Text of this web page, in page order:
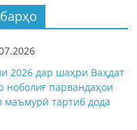
2026 дар шаҳри Ваҳдат
ноболиғ парвандаҳои
маъмурӣ тартиб дода